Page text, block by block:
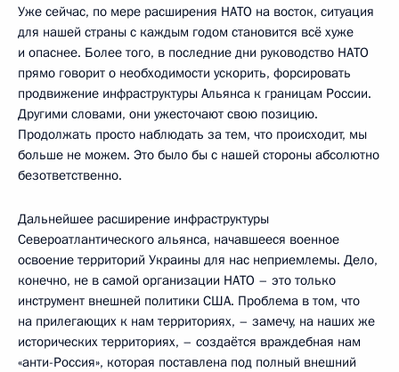
Уже сейчас, по мере расширения НАТО на восток, ситуация
для нашей страны с каждым годом становится всё хуже
и опаснее. Более того, в последние дни руководство НАТО
прямо говорит о необходимости ускорить, форсировать
продвижение инфраструктуры Альянса к границам России.
Другими словами, они ужесточают свою позицию.
Продолжать просто наблюдать за тем, что происходит, мы
больше не можем. Это было бы с нашей стороны абсолютно
безответственно.
Дальнейшее расширение инфраструктуры
Североатлантического альянса, начавшееся военное
освоение территорий Украины для нас неприемлемы. Дело,
конечно, не в самой организации НАТО – это только
инструмент внешней политики США. Проблема в том, что
на прилегающих к нам территориях, – замечу, на наших же
исторических территориях, – создаётся враждебная нам
«анти-Россия», которая поставлена под полный внешний